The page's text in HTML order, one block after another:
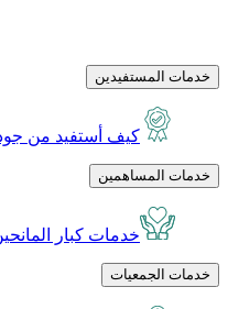
خدمات المستفيدين
كيف أستفيد من
خدمات المساهمين
خدمات كبار
خدمات الجمعيات